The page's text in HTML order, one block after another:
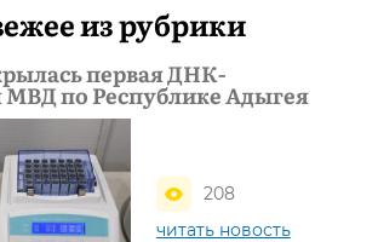
из рубрики
первая ДНК-
МВД по Республике Адыгея
208
читать новость